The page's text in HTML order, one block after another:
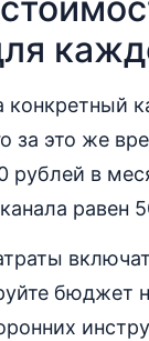
за это же
рублей в
равен
бюджет